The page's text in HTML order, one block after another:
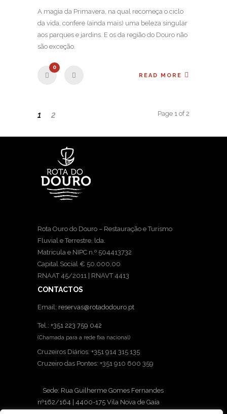
A magia da Primavera, na qual recomeça o ciclo
da vida, confere (ainda mais) uma beleza singular
aos parques e jardins. E os da região do Douro não
são exceção.
0
READ MORE
1 2 Page 1 of 2
Rota Ouro do Douro – Restauração e Turismo
Fluvial e Terrestre, lda.
Matricula e NIPC n.º 504413732
Capital Social € 50.000,00
RNAAT 45/2011 | RNAVT 4413
CONTACTOS
Email: reservas@rotadodouro.pt
Tel.: +351 223 759 042
(Chamada para a rede fixa nacional)
Cruzeiros Diários: +351 914 315 135
Cruzeiro das Pontes: +351 910 600 359
Sede: Rua Guilherme Gomes Fernandes
nº162/164 | 4400-175 Vila Nova de Gaia